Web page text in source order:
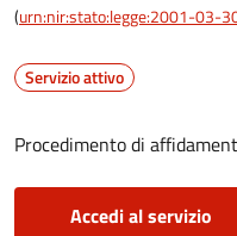
(urn:nir:stato:legge:2001-03-
Servizio attivo
Procedimento di
Accedi al servizio